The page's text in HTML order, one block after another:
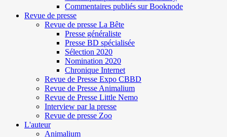
Commentaires publiés sur Booknode
Revue de presse
Revue de presse La Bête
Presse généraliste
Presse BD spécialisée
Sélection 2020
Nomination 2020
Chronique Internet
Revue de Presse Expo CBBD
Revue de Presse Animalium
Revue de Presse Little Nemo
Interview par la presse
Revue de presse Zoo
L'auteur
Animalium